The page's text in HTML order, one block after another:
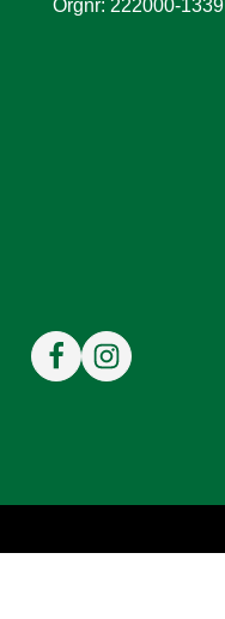
Orgnr: 222000-1339